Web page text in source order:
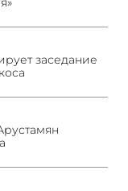
заседание